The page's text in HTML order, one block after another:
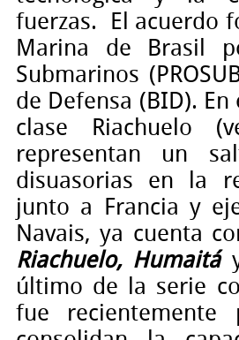
fuerzas.
El acuerdo
Marina de Brasil
Submarinos
de Defensa (BID).
clase Riachuelo
representan un
disuasorias en la
junto a Francia y
Navais, ya cuenta
Riachuelo, Humaitá
último de la serie
fue recientemente